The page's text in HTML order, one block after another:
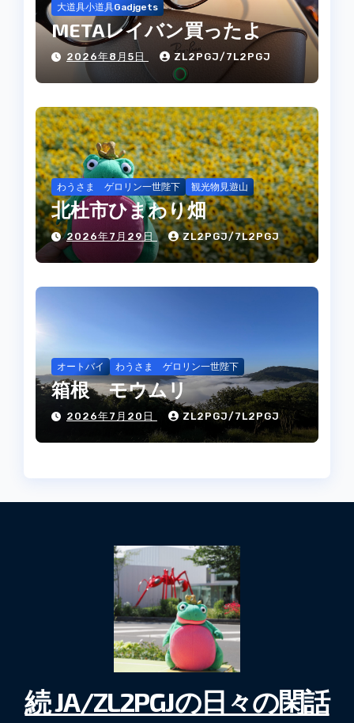
大道具小道具Gadjgets
METAレイバン買ったよ
2026年8月5日 ZL2PGJ/7L2PGJ
わうさま ゲロリン一世陛下 観光物見遊山
北杜市ひまわり畑
2026年7月29日 ZL2PGJ/7L2PGJ
オートバイ わうさま ゲロリン一世陛下
箱根 モウムリ
2026年7月20日 ZL2PGJ/7L2PGJ
続 JA/ZL2PGJの日々の閑話